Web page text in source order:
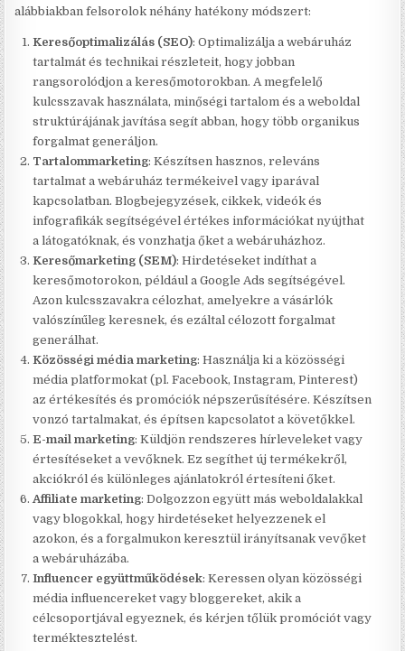
alábbiakban felsorolok néhány hatékony módszert:
Keresőoptimalizálás (SEO): Optimalizálja a webáruház
tartalmát és technikai részleteit, hogy jobban
rangsorolódjon a keresőmotorokban. A megfelelő
kulcsszavak használata, minőségi tartalom és a weboldal
struktúrájának javítása segít abban, hogy több organikus
forgalmat generáljon.
Tartalommarketing: Készítsen hasznos, releváns
tartalmat a webáruház termékeivel vagy iparával
kapcsolatban. Blogbejegyzések, cikkek, videók és
infografikák segítségével értékes információkat nyújthat
a látogatóknak, és vonzhatja őket a webáruházhoz.
Keresőmarketing (SEM): Hirdetéseket indíthat a
keresőmotorokon, például a Google Ads segítségével.
Azon kulcsszavakra célozhat, amelyekre a vásárlók
valószínűleg keresnek, és ezáltal célozott forgalmat
generálhat.
Közösségi média marketing: Használja ki a közösségi
média platformokat (pl. Facebook, Instagram, Pinterest)
az értékesítés és promóciók népszerűsítésére. Készítsen
vonzó tartalmakat, és építsen kapcsolatot a követőkkel.
E-mail marketing: Küldjön rendszeres hírleveleket vagy
értesítéseket a vevőknek. Ez segíthet új termékekről,
akciókról és különleges ajánlatokról értesíteni őket.
Affiliate marketing: Dolgozzon együtt más weboldalakkal
vagy blogokkal, hogy hirdetéseket helyezzenek el
azokon, és a forgalmukon keresztül irányítsanak vevőket
a webáruházába.
Influencer együttműködések: Keressen olyan közösségi
média influencereket vagy bloggereket, akik a
célcsoportjával egyeznek, és kérjen tőlük promóciót vagy
terméktesztelést.